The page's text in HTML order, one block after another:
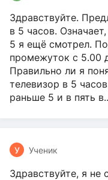
Здравствуйте.
в 5 часов.
5 я ещё смотрел.
промежуток с 5.00
Правильно ли я
телевизор в 5
раньше 5 и в пять
У Ученик
Здравствуйте, я не